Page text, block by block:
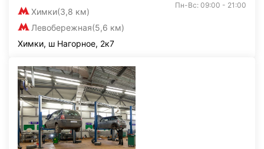
Химки(3,8 км)
Левобережная(5,6 км)
Пн-Вс: 09:00 - 21:00
Химки, ш Нагорное, 2к7